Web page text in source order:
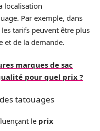
localisation
Par exemple, dans
tarifs peuvent être plus
et de la demande.
marques de sac
pour quel prix ?
tatouages
le prix